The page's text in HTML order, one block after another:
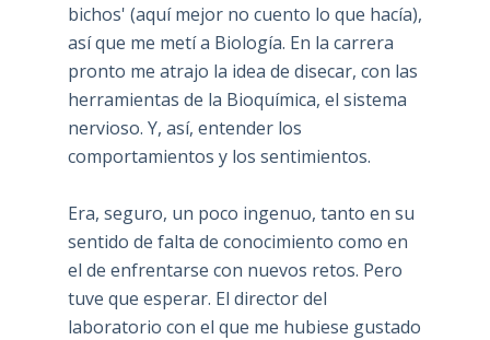
bichos' (aquí mejor no cuento lo que hacía),
así que me metí a Biología. En la carrera
pronto me atrajo la idea de disecar, con las
herramientas de la Bioquímica, el sistema
nervioso. Y, así, entender los
comportamientos y los sentimientos.
Era, seguro, un poco ingenuo, tanto en su
sentido de falta de conocimiento como en
el de enfrentarse con nuevos retos. Pero
tuve que esperar. El director del
laboratorio con el que me hubiese gustado